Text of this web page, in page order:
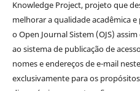
Knowledge Project, projeto que
melhorar a qualidade acadêmica
o Open Journal Sistem (OJS)
ao sistema de publicação de
nomes e endereços de e-mail
exclusivamente para os